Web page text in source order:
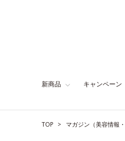
新商品 キャンペーン
TOP マガジン（美容情報・